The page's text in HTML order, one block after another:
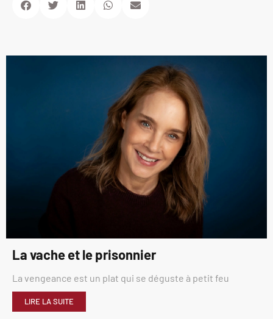
La vache et le prisonnier
La vengeance est un plat qui se déguste à petit feu
LIRE LA SUITE